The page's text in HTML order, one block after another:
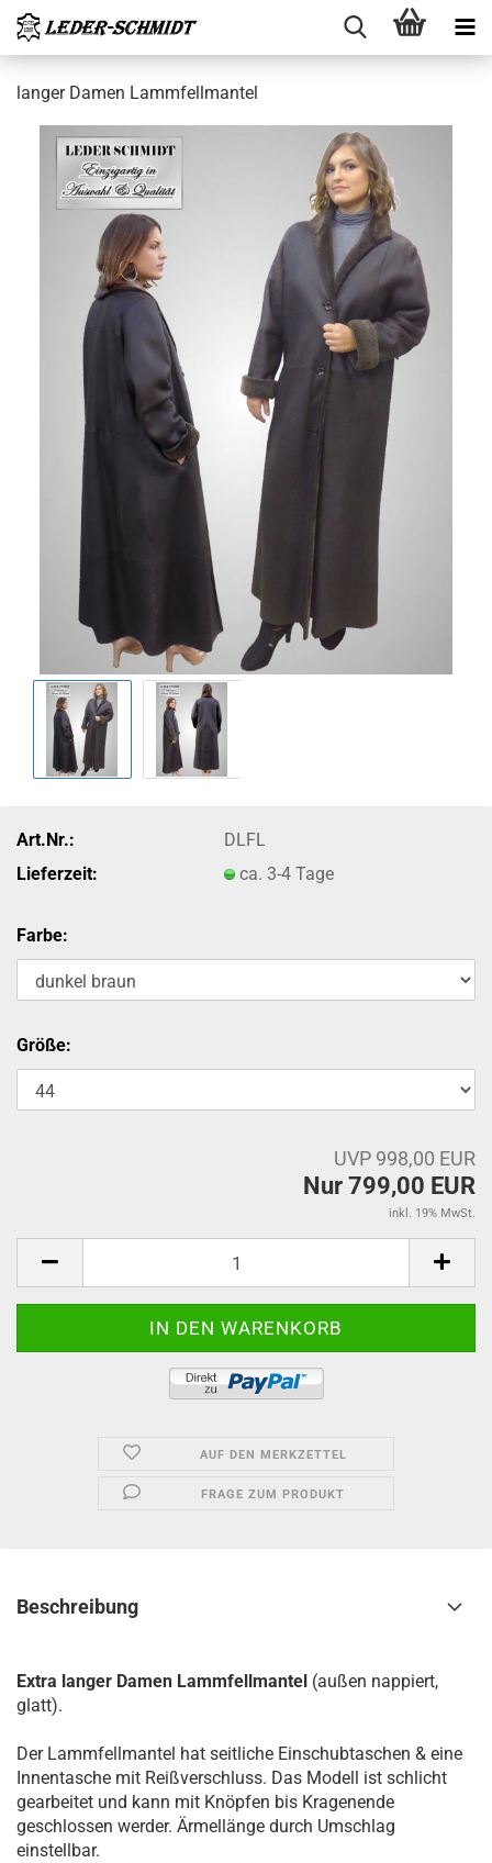
lan­ger Damen Lamm­fell­man­tel
Art.Nr.:
DLFL
Lieferzeit:
ca. 3-4 Tage
Farbe:
Größe:
UVP 998,00 EUR
Nur 799,00 EUR
inkl. 19% MwSt.
AUF DEN MERKZETTEL
FRAGE ZUM PRODUKT
Beschreibung
Extra langer Damen Lammfellmantel (außen nappiert,
glatt).
Der Lammfellmantel hat seitliche Einschubtaschen & eine
Innentasche mit Reißverschluss. Das Modell ist schlicht
gearbeitet und kann mit Knöpfen bis Kragenende
geschlossen werder. Ärmellänge durch Umschlag
einstellbar.